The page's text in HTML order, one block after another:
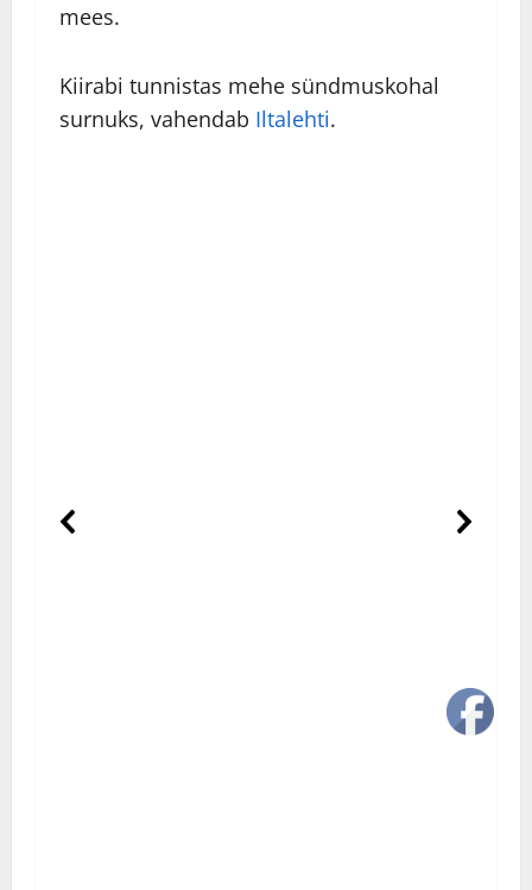
mees.
Kiirabi tunnistas mehe sündmuskohal
surnuks, vahendab Iltalehti.